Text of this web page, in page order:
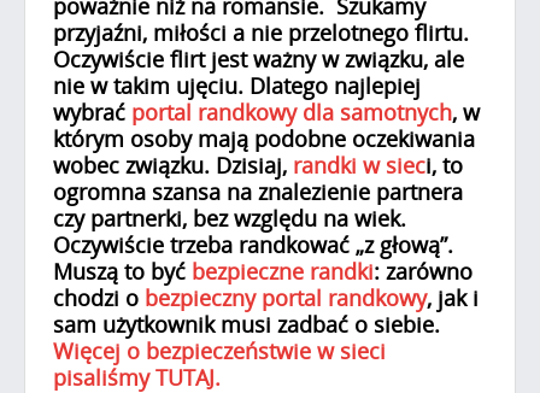
poważnie niż na romansie. Szukamy
przyjaźni, miłości a nie przelotnego flirtu.
Oczywiście flirt jest ważny w związku, ale
nie w takim ujęciu. Dlatego najlepiej
wybrać portal randkowy dla samotnych, w
którym osoby mają podobne oczekiwania
wobec związku. Dzisiaj, randki w sieci, to
ogromna szansa na znalezienie partnera
czy partnerki, bez względu na wiek.
Oczywiście trzeba randkować „z głową”.
Muszą to być bezpieczne randki: zarówno
chodzi o bezpieczny portal randkowy, jak i
sam użytkownik musi zadbać o siebie.
Więcej o bezpieczeństwie w sieci
pisaliśmy TUTAJ.